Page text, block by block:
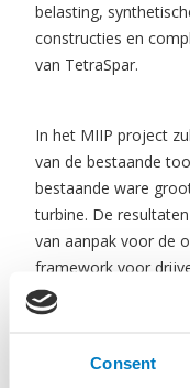
Consent
belasting,
constructies en
van TetraSpar.
In het MIIP project
van de bestaande
bestaande ware
turbine. De
van aanpak voor de
framework voor
onderzoeksvragen
Partners